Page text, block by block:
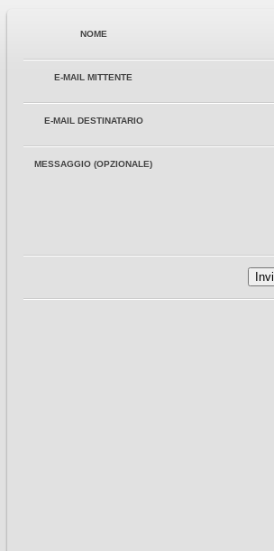
NOME
E-MAIL MITTENTE
E-MAIL DESTINATARIO
MESSAGGIO (OPZIONALE)